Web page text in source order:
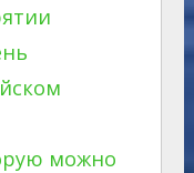
можно